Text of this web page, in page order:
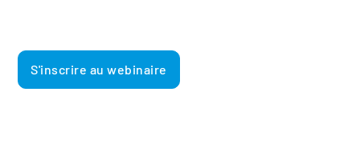
S'inscrire au webinaire